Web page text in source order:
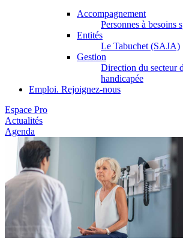
Accompagnement
Personnes à besoins
Entités
Le Tabuchet (SAJA)
Gestion
Direction du secteur
handicapée
Emploi. Rejoignez-nous
Espace Pro
Actualités
Agenda